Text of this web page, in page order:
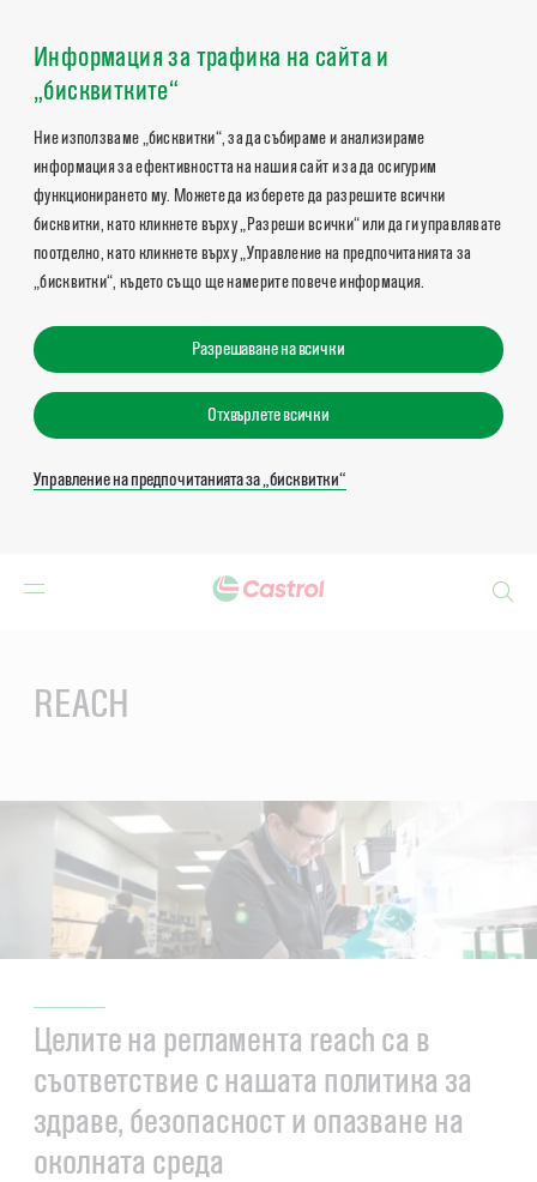
Информация за трафика на сайта и
„бисквитките“
Ние използваме „бисквитки“, за да събираме и анализираме
информация за ефективността на нашия сайт и за да осигурим
функционирането му. Можете да изберете да разрешите всички
бисквитки, като кликнете върху „Разреши всички“ или да ги управлявате
поотделно, като кликнете върху „Управление на предпочитанията за
„бисквитки“, където също ще намерите повече информация.
Разрешаване на всички
Отхвърлете всички
Управление на предпочитанията за „бисквитки“
REACH
Целите на регламента reach са в
съответствие с нашата политика за
здраве, безопасност и опазване на
околната среда